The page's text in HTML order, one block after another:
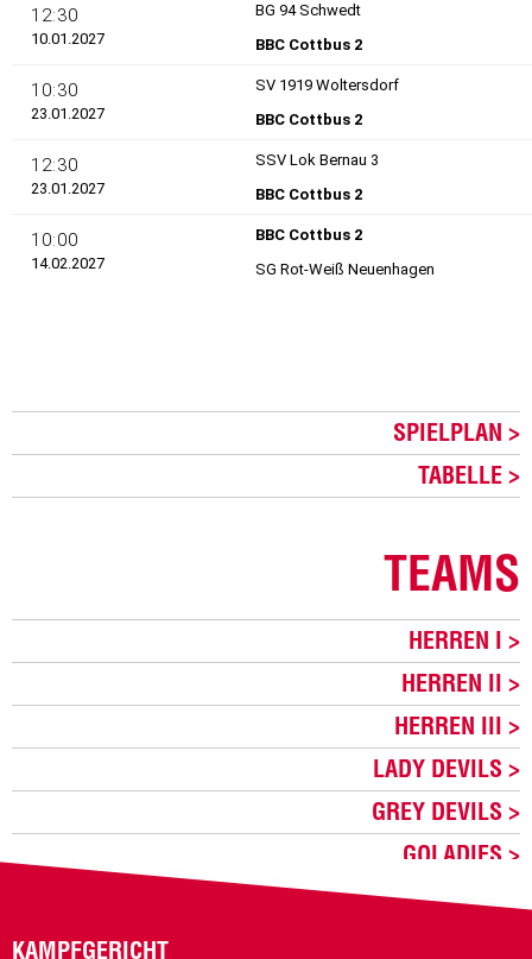
SPIELPLAN
TABELLE
TEAMS
HERREN I
HERREN II
HERREN III
LADY DEVILS
GREY DEVILS
GOLADIES
KAMPFGERICHT